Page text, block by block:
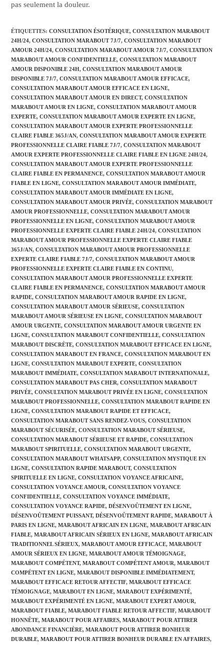
pas seulement la douleur.
ÉTIQUETTES:CONSULTATION ÉSOTÉRIQUE, CONSULTATION MARABOUT
24H/24, CONSULTATION MARABOUT 7J/7, CONSULTATION MARABOUT
AMOUR 24H/24, CONSULTATION MARABOUT AMOUR 7J/7, CONSULTATION
MARABOUT AMOUR CONFIDENTIELLE, CONSULTATION MARABOUT
AMOUR DISPONIBLE 24H, CONSULTATION MARABOUT AMOUR
DISPONIBLE 7J/7, CONSULTATION MARABOUT AMOUR EFFICACE,
CONSULTATION MARABOUT AMOUR EFFICACE EN LIGNE,
CONSULTATION MARABOUT AMOUR EN DIRECT, CONSULTATION
MARABOUT AMOUR EN LIGNE, CONSULTATION MARABOUT AMOUR
EXPERTE, CONSULTATION MARABOUT AMOUR EXPERTE EN LIGNE,
CONSULTATION MARABOUT AMOUR EXPERTE PROFESSIONNELLE
CLAIRE FIABLE 365J/AN, CONSULTATION MARABOUT AMOUR EXPERTE
PROFESSIONNELLE CLAIRE FIABLE 7J/7, CONSULTATION MARABOUT
AMOUR EXPERTE PROFESSIONNELLE CLAIRE FIABLE EN LIGNE 24H/24,
CONSULTATION MARABOUT AMOUR EXPERTE PROFESSIONNELLE
CLAIRE FIABLE EN PERMANENCE, CONSULTATION MARABOUT AMOUR
FIABLE EN LIGNE, CONSULTATION MARABOUT AMOUR IMMÉDIATE,
CONSULTATION MARABOUT AMOUR IMMÉDIATE EN LIGNE,
CONSULTATION MARABOUT AMOUR PRIVÉE, CONSULTATION MARABOUT
AMOUR PROFESSIONNELLE, CONSULTATION MARABOUT AMOUR
PROFESSIONNELLE EN LIGNE, CONSULTATION MARABOUT AMOUR
PROFESSIONNELLE EXPERTE CLAIRE FIABLE 24H/24, CONSULTATION
MARABOUT AMOUR PROFESSIONNELLE EXPERTE CLAIRE FIABLE
365J/AN, CONSULTATION MARABOUT AMOUR PROFESSIONNELLE
EXPERTE CLAIRE FIABLE 7J/7, CONSULTATION MARABOUT AMOUR
PROFESSIONNELLE EXPERTE CLAIRE FIABLE EN CONTINU,
CONSULTATION MARABOUT AMOUR PROFESSIONNELLE EXPERTE
CLAIRE FIABLE EN PERMANENCE, CONSULTATION MARABOUT AMOUR
RAPIDE, CONSULTATION MARABOUT AMOUR RAPIDE EN LIGNE,
CONSULTATION MARABOUT AMOUR SÉRIEUSE, CONSULTATION
MARABOUT AMOUR SÉRIEUSE EN LIGNE, CONSULTATION MARABOUT
AMOUR URGENTE, CONSULTATION MARABOUT AMOUR URGENTE EN
LIGNE, CONSULTATION MARABOUT CONFIDENTIELLE, CONSULTATION
MARABOUT DISCRÈTE, CONSULTATION MARABOUT EFFICACE EN LIGNE,
CONSULTATION MARABOUT EN FRANCE, CONSULTATION MARABOUT EN
LIGNE, CONSULTATION MARABOUT EXPERTE, CONSULTATION
MARABOUT IMMÉDIATE, CONSULTATION MARABOUT INTERNATIONALE,
CONSULTATION MARABOUT PAS CHER, CONSULTATION MARABOUT
PRIVÉE, CONSULTATION MARABOUT PRIVÉE EN LIGNE, CONSULTATION
MARABOUT PROFESSIONNELLE, CONSULTATION MARABOUT RAPIDE EN
LIGNE, CONSULTATION MARABOUT RAPIDE ET EFFICACE,
CONSULTATION MARABOUT SANS RENDEZ-VOUS, CONSULTATION
MARABOUT SÉCURISÉE, CONSULTATION MARABOUT SÉRIEUSE,
CONSULTATION MARABOUT SÉRIEUSE ET RAPIDE, CONSULTATION
MARABOUT SPIRITUELLE, CONSULTATION MARABOUT URGENTE,
CONSULTATION MARABOUT WHATSAPP, CONSULTATION MYSTIQUE EN
LIGNE, CONSULTATION RAPIDE MARABOUT, CONSULTATION
SPIRITUELLE EN LIGNE, CONSULTATION VOYANCE AFRICAINE,
CONSULTATION VOYANCE AMOUR, CONSULTATION VOYANCE
CONFIDENTIELLE, CONSULTATION VOYANCE IMMÉDIATE,
CONSULTATION VOYANCE RAPIDE, DÉSENVOÛTEMENT EN LIGNE,
DÉSENVOÛTEMENT PUISSANT, DÉSENVOÛTEMENT RAPIDE, MARABOUT À
PARIS EN LIGNE, MARABOUT AFRICAIN EN LIGNE, MARABOUT AFRICAIN
FIABLE, MARABOUT AFRICAIN SÉRIEUX EN LIGNE, MARABOUT AFRICAIN
TRADITIONNEL SÉRIEUX, MARABOUT AMOUR EFFICACE, MARABOUT
AMOUR SÉRIEUX EN LIGNE, MARABOUT AMOUR TÉMOIGNAGE,
MARABOUT COMPÉTENT, MARABOUT COMPÉTENT AMOUR, MARABOUT
COMPÉTENT EN LIGNE, MARABOUT DISPONIBLE IMMÉDIATEMENT,
MARABOUT EFFICACE RETOUR AFFECTIF, MARABOUT EFFICACE
TÉMOIGNAGE, MARABOUT EN LIGNE, MARABOUT EXPÉRIMENTÉ,
MARABOUT EXPÉRIMENTÉ EN LIGNE, MARABOUT EXPERT AMOUR,
MARABOUT FIABLE, MARABOUT FIABLE RETOUR AFFECTIF, MARABOUT
HONNÊTE, MARABOUT POUR AFFAIRES, MARABOUT POUR ATTIRER
ABONDANCE FINANCIÈRE, MARABOUT POUR ATTIRER BONHEUR
DURABLE, MARABOUT POUR ATTIRER BONHEUR DURABLE EN AFFAIRES,